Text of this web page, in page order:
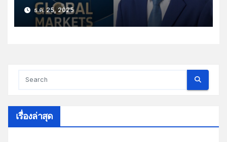
ธ.ค. 25, 2025
เรื่องล่าสุด